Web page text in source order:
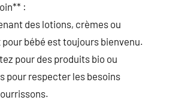
:
des lotions, crèmes ou
bébé est toujours bienvenu.
pour des produits bio ou
pour respecter les besoins